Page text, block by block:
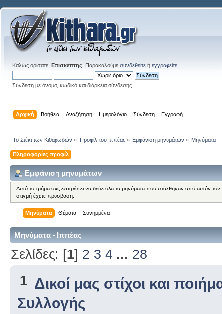
Καλώς ορίσατε, Επισκέπτης . Παρακαλούμε συνδεθείτε ή εγγραφείτε
Σύνδεση με όνομα, κωδικό και διάρκεια σύνδεσης
Αρχική Βοήθεια Αναζήτηση Ημερολόγιο Σύνδεση Εγγραφή
Το Στέκι των Κιθαρωδών » Προφίλ του Ιππέας» Εμφάνιση μηνυμάτων » Μηνύματα
Πληροφορίες προφίλ
Εμφάνιση μηνυμάτων
Αυτό το τμήμα σας επιτρέπει να δείτε όλα τα μηνύματα που στάλθηκαν από αυτόν
στιγμή έχετε πρόσβαση.
Μηνύματα Θέματα Συνημμένα
Μηνύματα - Ιππέας
Σελίδες: [1] 2 3 4 ... 28
1 Δικοί μας στίχοι και
Συλλογής